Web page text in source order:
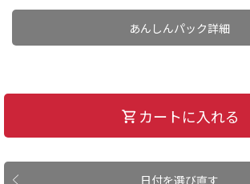
あんしんパック詳細
日付を選び直す
カートに入れる